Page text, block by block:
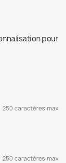
pour
250 caractères max
250 caractères max